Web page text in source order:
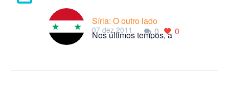
Síria: O outro lado
Nos últimos tempos, a
0 0
07 dez 2011